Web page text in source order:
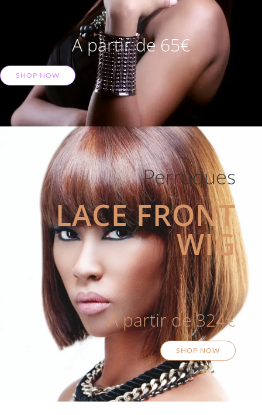
A partir de 65€
SHOP NOW
Perruques
LACE FRONT
WIG
A partir de 324€
SHOP NOW